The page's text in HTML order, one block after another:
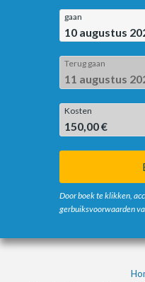
gaan
10 augustus
Terug gaan
11 augustus
Kosten
150,00 €
Door boek te klikken,
gerbuiksvoorwaarden